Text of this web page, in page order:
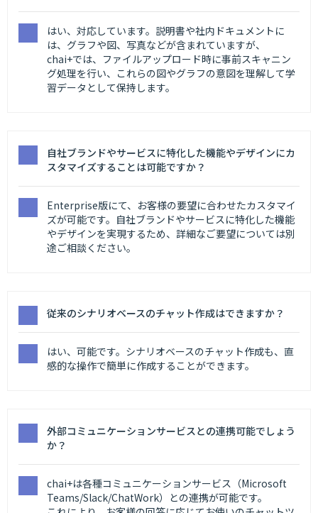
はい、対応しています。説明書や社内ドキュメントに
は、グラフや図、写真などが含まれていますが、
chai+では、ファイルアップロード時に事前スキャニン
グ処理を行い、これらの図やグラフの意図を理解して学
習データとして保持します。
自社ブランドやサービスに特化した機能やデザインにカ
スタマイズすることは可能ですか？
Enterprise版にて、お客様の要望に合わせたカスタマイ
ズが可能です。自社ブランドやサービスに特化した機能
やデザインを実現するため、詳細なご要望については別
途ご相談ください。
従来のシナリオベースのチャット作成はできますか？
はい、可能です。シナリオベースのチャット作成も、直
感的な操作で簡単に作成することができます。
外部コミュニケーションサービスとの連携可能でしょう
か？
chai+は各種コミュニケーションサービス（Microsoft
Teams/Slack/ChatWork）との連携が可能です。